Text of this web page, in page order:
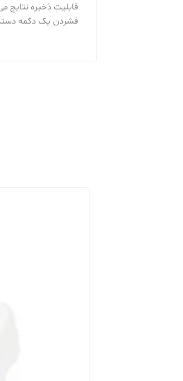
فشردن یک دکمه دستگاه به